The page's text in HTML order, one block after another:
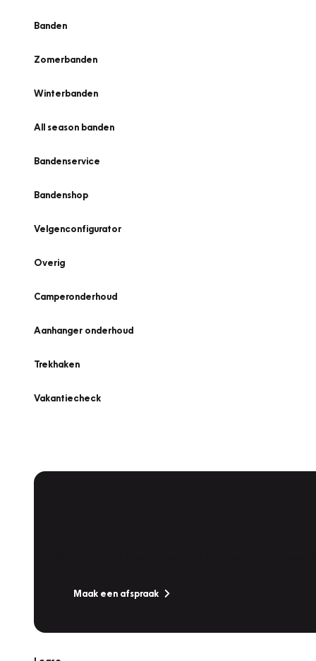
Banden
Zomerbanden
Winterbanden
All season banden
Bandenservice
Bandenshop
Velgenconfigurator
Overig
Camperonderhoud
Aanhanger onderhoud
Trekhaken
Vakantiecheck
Maak een afspraak